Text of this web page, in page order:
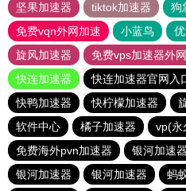
坚果加速器
tiktok加速器
狗
免费vqn外网加速
小蓝鸟
旋风加速器
免费vps加速器外
快连加速器
快连加速器官网入
快鸭加速器
快柠檬加速器
软件中心
橘子加速器
vp(永
免费海外pvn加速器
银河加速器
银河加速器
银河加速器 蚂